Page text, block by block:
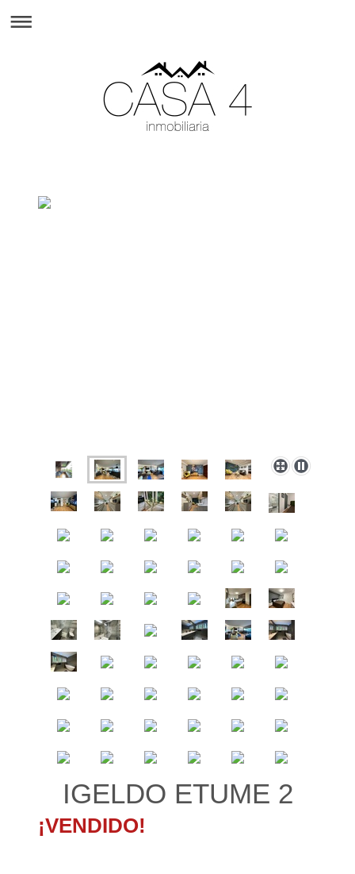
IGELDO ETUME 2
¡VENDIDO!